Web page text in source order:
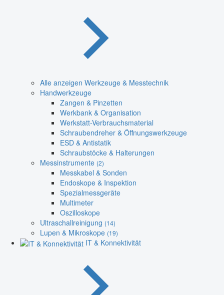
Alle anzeigen Werkzeuge & Messtechnik
Handwerkzeuge
Zangen & Pinzetten
Werkbank & Organisation
Werkstatt-Verbrauchsmaterial
Schraubendreher & Öffnungswerkzeuge
ESD & Antistatik
Schraubstöcke & Halterungen
Messinstrumente (2)
Messkabel & Sonden
Endoskope & Inspektion
Spezialmessgeräte
Multimeter
Oszilloskope
Ultraschallreinigung (14)
Lupen & Mikroskope (19)
IT & Konnektivität